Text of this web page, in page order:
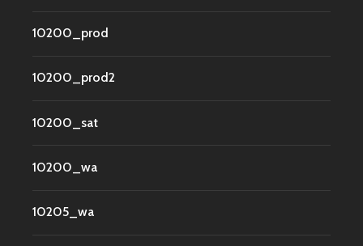
10200_prod
10200_prod2
10200_sat
10200_wa
10205_wa